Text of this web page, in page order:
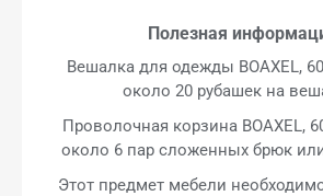
Полезная
Вешалка для одежды BOAXEL,
около 20 рубашек на
Проволочная корзина BOAXEL,
около 6 пар сложенных брюк
Этот предмет мебели